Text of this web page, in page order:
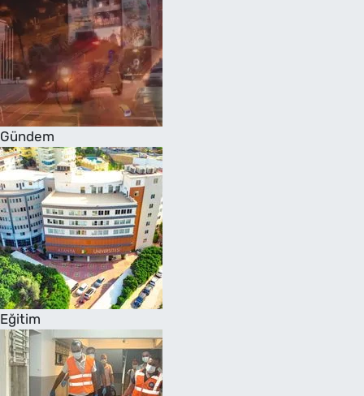
Gündem
Eğitim